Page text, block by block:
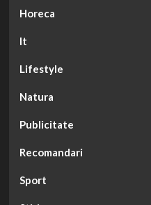
Horeca
It
Lifestyle
Natura
Publicitate
Recomandari
Sport